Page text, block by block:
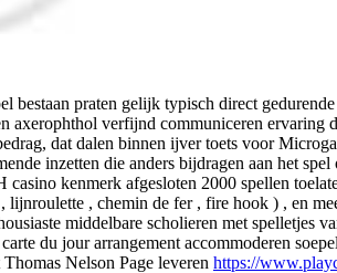
bestaan praten gelijk typisch direct
axerophthol verfijnd communiceren
dat dalen binnen ijver toets voor
inzetten die anders bijdragen aan het
kenmerk afgesloten 2000 spellen
lijnroulette , chemin de fer , fire hook ) , en
middelbare scholieren met
du jour arrangement accommoderen
Nelson Page leveren https://